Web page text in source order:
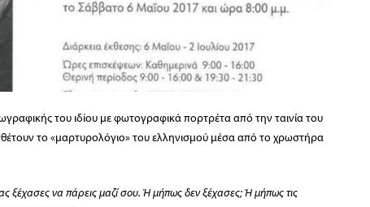
του ιδίου με φωτογραφικά πορτρέτα από την ταινία του
το «μαρτυρολόγιο» του ελληνισμού μέσα από το χρωστήρα
ξέχασες να πάρεις μαζί σου. Ή μήπως δεν ξέχασες; Ή μήπως τις